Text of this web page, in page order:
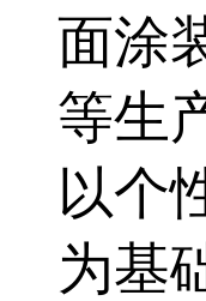
面涂
等生
以个
为基